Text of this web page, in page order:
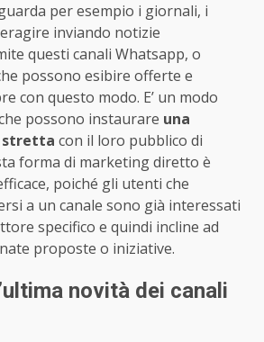
per esempio i giornali, i
inviando notizie
questi canali Whatsapp, o
possono esibire offerte e
con questo modo. E’ un modo
possono instaurare una
stretta con il loro pubblico di
forma di marketing diretto è
poiché gli utenti che
a un canale sono già interessati
specifico e quindi incline ad
proposte o iniziative.
novità dei canali